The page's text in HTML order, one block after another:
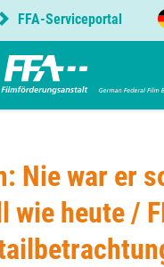
FFA-Serviceportal
Nie war er
wie heute /